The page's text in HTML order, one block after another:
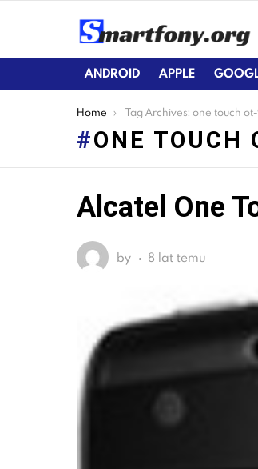
ANDROID APPLE
You are here:
Home Tag Archives: one touch
ONE TOUCH
LATEST
STORIES
Alcatel One
by 8 lat temu